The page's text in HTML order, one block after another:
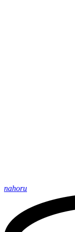
nahoru